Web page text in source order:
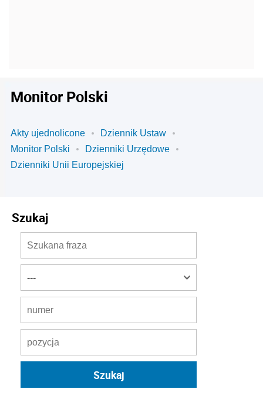
Monitor Polski
Akty ujednolicone
Dziennik Ustaw
Monitor Polski
Dzienniki Urzędowe
Dzienniki Unii Europejskiej
Szukaj